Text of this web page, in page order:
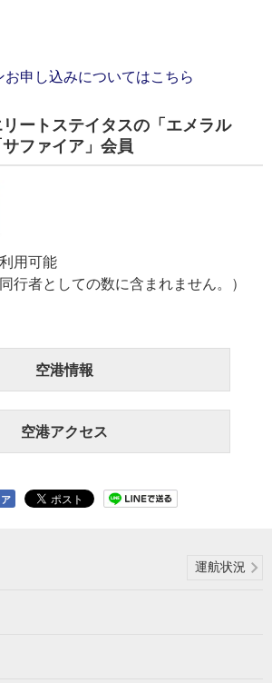
お申し込みについてはこちら
ートステイタスの「エメラル
ファイア」会員
用可能
行者としての数に含まれません。）
空港情報
空港アクセス
運航状況